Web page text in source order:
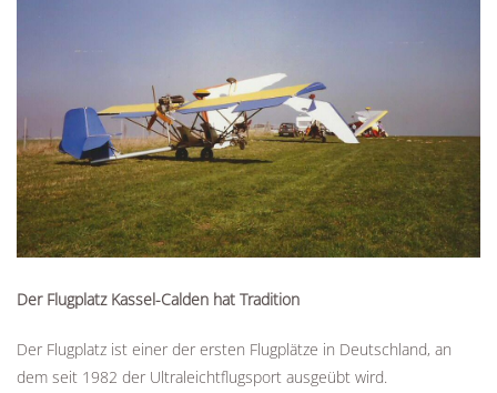
Der Flugplatz Kassel-Calden hat Tradition
Der Flugplatz ist einer der ersten Flugplätze in Deutschland, an
dem seit 1982 der Ultraleichtflugsport ausgeübt wird.